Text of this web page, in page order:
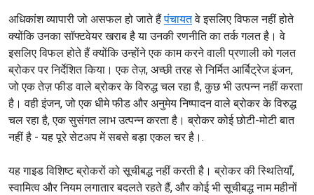
अधिकांश व्यापारी जो असफल हो जाते हैंपंचायतवे इसलिए विफल नहीं होते
क्योंकि उनका सॉफ्टवेयर खराब है या उनकी रणनीति का तर्क गलत है। वे
इसलिए विफल होते हैं क्योंकि उन्होंने एक काम करने वाली प्रणाली को गलत
ब्रोकर पर निर्देशित किया। एक तेज़, अच्छी तरह से निर्मित आर्बिट्रेज इंजन,
जो एक तेज़ फीड वाले ब्रोकर के विरुद्ध चल रहा है, कुछ भी उत्पन्न नहीं करता
है। वही इंजन, जो एक धीमे फीड और अनुमेय निष्पादन वाले ब्रोकर के विरुद्ध
चल रहा है, एक सुसंगत लाभ उत्पन्न करता है। ब्रोकर कोई छोटी-मोटी बात
नहीं है - यह पूरे सेटअप में सबसे बड़ा एकल चर है।.
यह गाइड विशिष्ट ब्रोकरों को सूचीबद्ध नहीं करती है। ब्रोकर की स्थितियाँ,
स्वामित्व और नियम लगातार बदलते रहते हैं, और कोई भी सूचीबद्ध नाम महीनों